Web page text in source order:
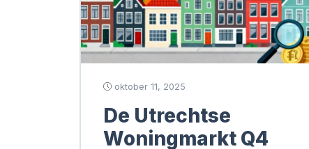
oktober 11, 2025
De Utrechtse
Woningmarkt Q4